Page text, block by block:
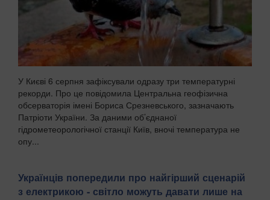
У Києві 6 серпня зафіксували одразу три температурні
рекорди. Про це повідомила Центральна геофізична
обсерваторія імені Бориса Срезневського, зазначають
Патріоти України. За даними об’єднаної
гідрометеорологічної станції Київ, вночі температура не
опу...
Українців попередили про найгірший сценарій
з електрикою - світло можуть давати лише на